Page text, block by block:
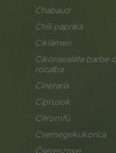
chabaud
chili paprika
ciklámen
cikóriasaláta barbe de capucin 10g
rocalba
cineraria
ciprusok
citromfű
csemegekukorica
cseresznye